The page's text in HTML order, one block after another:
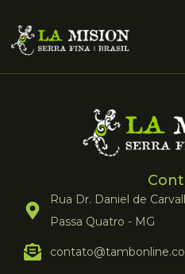
Rua Dr. Daniel de
Passa Quatro - MG